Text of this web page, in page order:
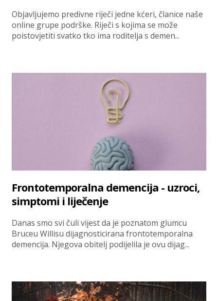
Objavljujemo predivne riječi jedne kćeri, članice naše
online grupe podrške. Riječi s kojima se može
poistovjetiti svatko tko ima roditelja s demen...
Frontotemporalna demencija - uzroci,
simptomi i liječenje
Danas smo svi čuli vijest da je poznatom glumcu
Bruceu Willisu dijagnosticirana frontotemporalna
demencija. Njegova obitelj podijelila je ovu dijag...